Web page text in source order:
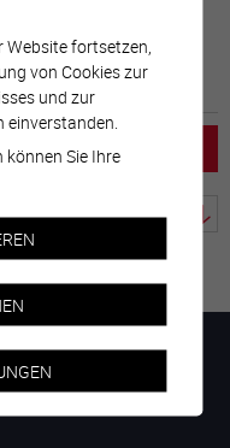
Website fortsetzen,
von Cookies zur
und zur
Sie Ihre